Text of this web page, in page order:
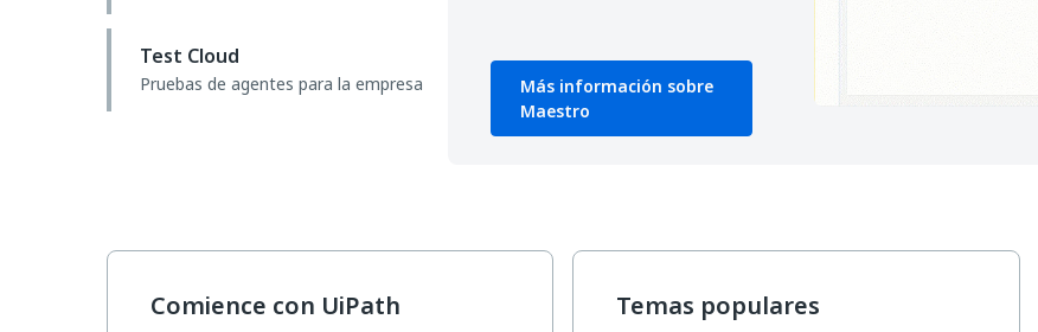
Test Cloud
Pruebas de agentes para la empresa
Más información sobre
Maestro
Comience con UiPath Temas populares